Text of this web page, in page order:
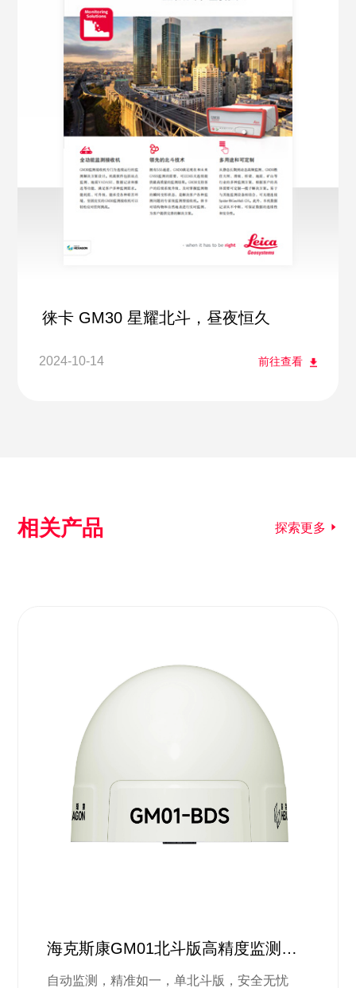
徕卡 GM30 星耀北斗，昼夜恒久
2024-10-14 前往查看
相关产品 探索更多
海克斯康GM01北斗版高精度监测方
自动监测，精准如一，单北斗版，安全无忧